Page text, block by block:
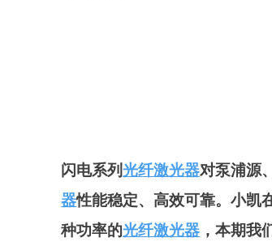
闪电系列光纤激光器对泵浦源
器性能稳定、高效可靠。小凯
种功率的光纤激光器 ，本期我